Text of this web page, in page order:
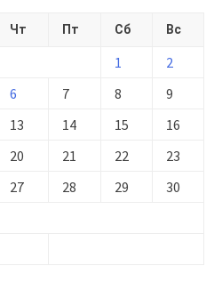
Чт Пт Сб Вс
1
2
6 7 8
9
13 14 15
16
20 21 22
23
27 28 29
30